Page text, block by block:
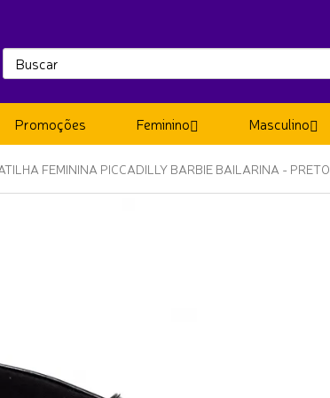
Promoções Feminino Masculino
FEMININA PICCADILLY BARBIE BAILARINA - PRETO